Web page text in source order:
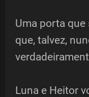
Uma porta que
que, talvez,
Luna e Heitor